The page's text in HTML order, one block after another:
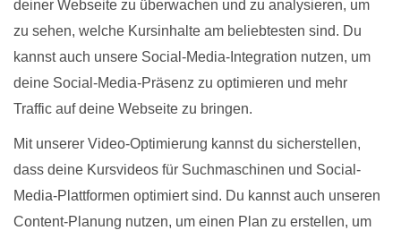
deiner Webseite zu überwachen und zu analysieren, um
zu sehen, welche Kursinhalte am beliebtesten sind. Du
kannst auch unsere Social-Media-Integration nutzen, um
deine Social-Media-Präsenz zu optimieren und mehr
Traffic auf deine Webseite zu bringen.
Mit unserer Video-Optimierung kannst du sicherstellen,
dass deine Kursvideos für Suchmaschinen und Social-
Media-Plattformen optimiert sind. Du kannst auch unseren
Content-Planung nutzen, um einen Plan zu erstellen, um